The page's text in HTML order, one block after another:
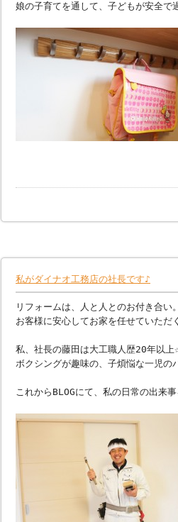
娘の子育てを通して、子どもが安全で
私がダイナオ工務店の社長です♪
リフォームは、人と人とのお付き合い。
お客様に安心してお家を任せていただ
私、社長の藤田は大工職人歴20年以上
ボクシングが趣味の、子煩悩な一児の
これからBLOGにて、私の日常の出来